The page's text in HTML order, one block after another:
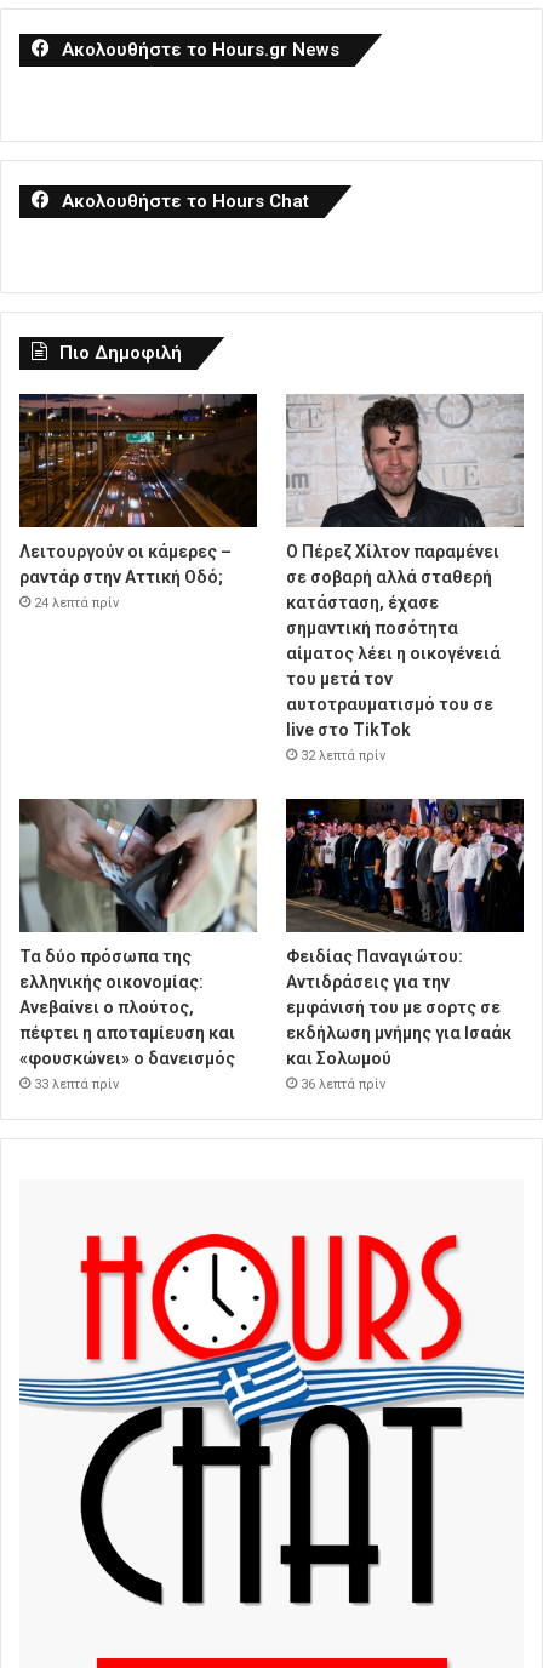
Ακολουθήστε το Hours.gr News
Ακολουθήστε το Hours Chat
Πιο Δημοφιλή
Λειτουργούν οι κάμερες –
ραντάρ στην Αττική Οδό;
24 λεπτά πρίν
Ο Πέρεζ Χίλτον παραμένει
σε σοβαρή αλλά σταθερή
κατάσταση, έχασε
σημαντική ποσότητα
αίματος λέει η οικογένειά
του μετά τον
αυτοτραυματισμό του σε
live στο TikTok
32 λεπτά πρίν
Τα δύο πρόσωπα της
ελληνικής οικονομίας:
Aνεβαίνει ο πλούτος,
πέφτει η αποταμίευση και
«φουσκώνει» ο δανεισμός
33 λεπτά πρίν
Φειδίας Παναγιώτου:
Αντιδράσεις για την
εμφάνισή του με σορτς σε
εκδήλωση μνήμης για Ισαάκ
και Σολωμού
36 λεπτά πρίν